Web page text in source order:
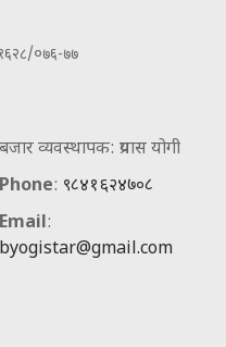
०७६-७७
बजार व्यवस्थापक: प्रयास योगी
Phone: ९८४१६२४७०८
Email:
byogistar@gmail.com